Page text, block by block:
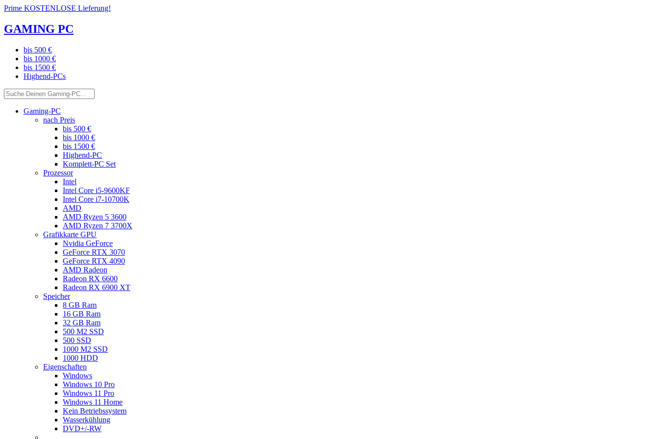
Prime KOSTENLOSE Lieferung!
GAMING PC
bis 500 €
bis 1000 €
bis 1500 €
Highend-PCs
Gaming-PC
nach Preis
bis 500 €
bis 1000 €
bis 1500 €
Highend-PC
Komplett-PC Set
Prozessor
Intel
Intel Core i5-9600KF
Intel Core i7-10700K
AMD
AMD Ryzen 5 3600
AMD Ryzen 7 3700X
Grafikkarte GPU
Nvidia GeForce
GeForce RTX 3070
GeForce RTX 4090
AMD Radeon
Radeon RX 6600
Radeon RX 6900 XT
Speicher
8 GB Ram
16 GB Ram
32 GB Ram
500 M2 SSD
500 SSD
1000 M2 SSD
1000 HDD
Eigenschaften
Windows
Windows 10 Pro
Windows 11 Pro
Windows 11 Home
Kein Betriebssystem
Wasserkühlung
DVD+/-RW